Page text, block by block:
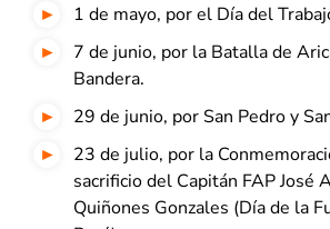
1 de mayo, por el Día del
7 de junio, por la Batalla de
Bandera.
29 de junio, por San Pedro y
23 de julio, por la
sacrificio del Capitán FAP José
Quiñones Gonzales (Día de la